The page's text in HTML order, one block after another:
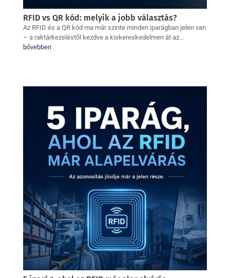
RFID vs QR kód: melyik a jobb választás?
Az RFID és a QR kód ma már szinte minden iparágban jelen van
– a raktárkezeléstől kezdve a kiskereskedelmen át az...
bővebben